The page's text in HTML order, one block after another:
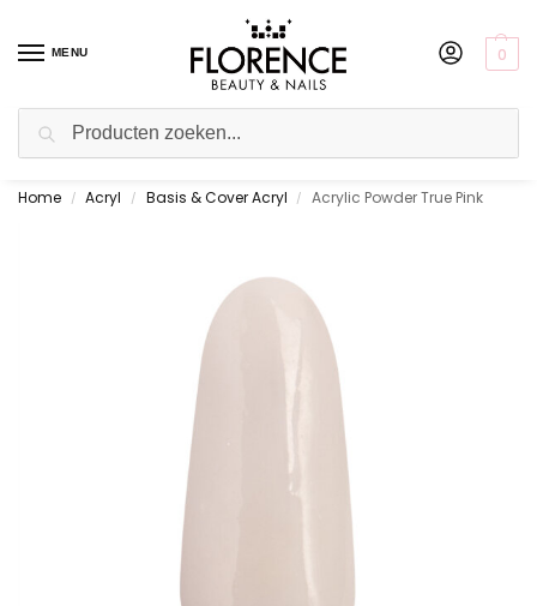
MENU 0
Gratis ophalen in de showroom
Home / Acryl / Basis & Cover Acryl / Acrylic Powder True Pink